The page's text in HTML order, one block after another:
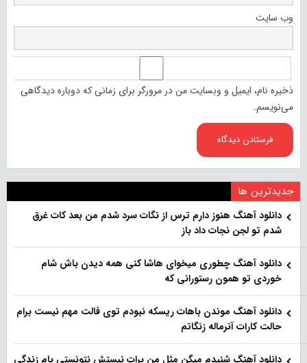
وب‌ سایت
ذخیره نام، ایمیل و وبسایت من در مرورگر برای زمانی که دوباره دیدگاهی
می‌نویسم.
جدیدترین ها
دانلود آهنگ هنو‌ز دارم ترس از نگات سرد شدم من بعد کات غرق
شدم تو لجن نجات داد باز
دانلود آهنگ چطوری میخوای هاشا کنی همه دیدن باش شام
خوردی تو همون رستورانی که
دانلود آهنگ موندن باهات ریسکه نبودم توی فالت مهم نیست برام
حالت کارات آنرماله زنگاتم
دانلود آهنگ شنیدم میگن مثل من برات نیستش نتونستی بام زندگی